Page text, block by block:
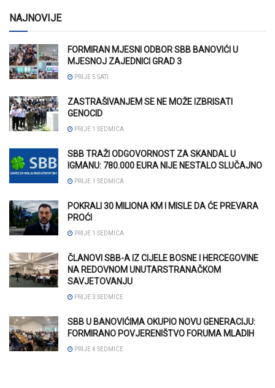
NAJNOVIJE
FORMIRAN MJESNI ODBOR SBB BANOVIĆI U
MJESNOJ ZAJEDNICI GRAD 3
PRIJE 5 SATI
ZASTRAŠIVANJEM SE NE MOŽE IZBRISATI
GENOCID
PRIJE 1 SEDMICA
SBB TRAŽI ODGOVORNOST ZA SKANDAL U
IGMANU: 780.000 EURA NIJE NESTALO SLUČAJNO
PRIJE 1 SEDMICA
POKRALI 30 MILIONA KM I MISLE DA ĆE PREVARA
PROĆI
PRIJE 1 SEDMICA
ČLANOVI SBB-A IZ CIJELE BOSNE I HERCEGOVINE
NA REDOVNOM UNUTARSTRANAČKOM
SAVJETOVANJU
PRIJE 3 SEDMICE
SBB U BANOVIĆIMA OKUPIO NOVU GENERACIJU:
FORMIRANO POVJERENIŠTVO FORUMA MLADIH
PRIJE 4 SEDMICE